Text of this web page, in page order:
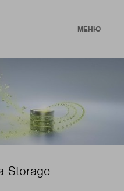
МЕНЮ
Storage